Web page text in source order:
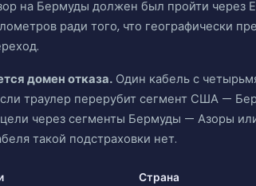
на Бермуды должен был пройти через
ради того, что географически
домен отказа. Один кабель с
траулер перерубит сегмент США —
цели через сегменты Бермуды — Азоры
такой подстраховки нет.
Страна